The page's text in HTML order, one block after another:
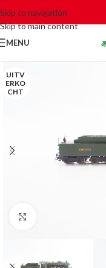
Skip to navigation
Skip to main content
MENU
UITV
ERKO
CHT